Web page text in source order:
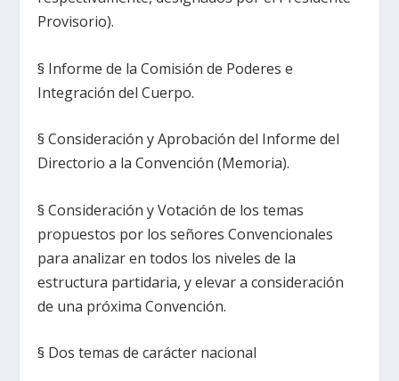
Provisorio).
§ Informe de la Comisión de Poderes e
Integración del Cuerpo.
§ Consideración y Aprobación del Informe del
Directorio a la Convención (Memoria).
§ Consideración y Votación de los temas
propuestos por los señores Convencionales
para analizar en todos los niveles de la
estructura partidaria, y elevar a consideración
de una próxima Convención.
§ Dos temas de carácter nacional